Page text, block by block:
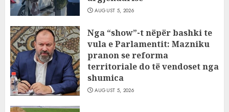
AUGUST 5, 2026
Nga “show”-t nëpër bashki te
vula e Parlamentit: Mazniku
pranon se reforma
territoriale do të vendoset nga
shumica
AUGUST 5, 2026